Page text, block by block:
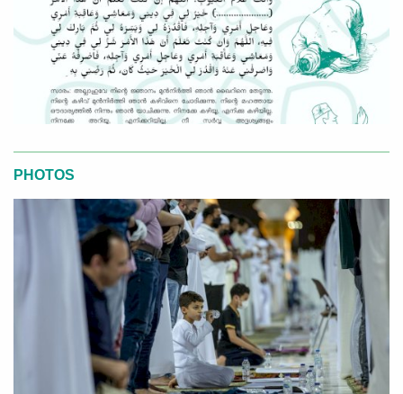
PHOTOS